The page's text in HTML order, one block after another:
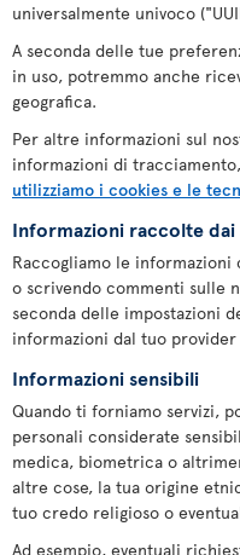
universalmente univoco
A seconda delle tue
in uso, potremmo anche
geografica.
Per altre informazioni sul
informazioni di
utilizziamo i cookies e le
Informazioni raccolte dai
Raccogliamo le
o scrivendo commenti sulle
seconda delle impostazioni
informazioni dal tuo
Informazioni sensibili
Quando ti forniamo servizi,
personali considerate
medica, biometrica o
altre cose, la tua origine
tuo credo religioso o
Ad esempio, eventuali